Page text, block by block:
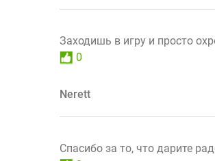
Заходишь в игру и просто
0
Nerett
Спасибо за то, что дарите